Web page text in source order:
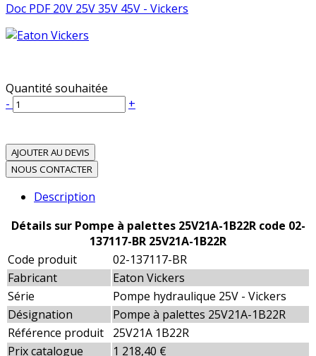
Doc PDF 20V 25V 35V 45V - Vickers
Quantité souhaitée
-
+
AJOUTER AU DEVIS
NOUS CONTACTER
Description
Détails sur Pompe à palettes 25V21A-1B22R code 02-
137117-BR 25V21A-1B22R
Code produit
02-137117-BR
Fabricant
Eaton Vickers
Série
Pompe hydraulique 25V - Vickers
Désignation
Pompe à palettes 25V21A-1B22R
Référence produit
25V21A 1B22R
Prix catalogue
1 218,40 €